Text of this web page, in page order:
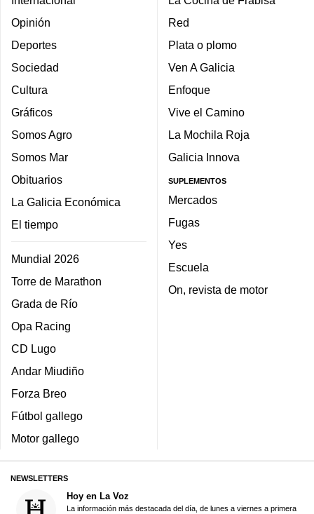
Opinión
Deportes
Sociedad
Cultura
Gráficos
Somos Agro
Somos Mar
Obituarios
La Galicia Económica
El tiempo
Mundial 2026
Torre de Marathon
Grada de Río
Opa Racing
CD Lugo
Andar Miudiño
Forza Breo
Fútbol gallego
Motor gallego
Red
Plata o plomo
Ven A Galicia
Enfoque
Vive el Camino
La Mochila Roja
Galicia Innova
SUPLEMENTOS
Mercados
Fugas
Yes
Escuela
On, revista de motor
NEWSLETTERS
Hoy en La Voz
La información más destacada del día, de lunes a viernes a primera